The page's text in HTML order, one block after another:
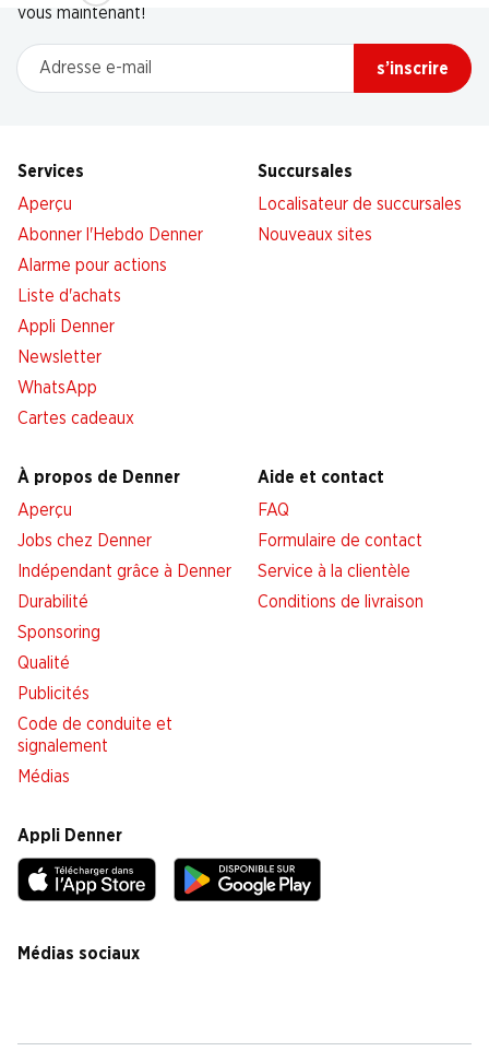
vous maintenant!
Adresse e-mail
s’inscrire
Services
Aperçu
Abonner l'Hebdo Denner
Alarme pour actions
Liste d'achats
Appli Denner
Newsletter
WhatsApp
Cartes cadeaux
Succursales
Localisateur de succursales
Nouveaux sites
À propos de Denner
Aperçu
Jobs chez Denner
Indépendant grâce à Denner
Durabilité
Sponsoring
Qualité
Publicités
Code de conduite et
signalement
Médias
Aide et contact
FAQ
Formulaire de contact
Service à la clientèle
Conditions de livraison
Appli Denner
Médias sociaux